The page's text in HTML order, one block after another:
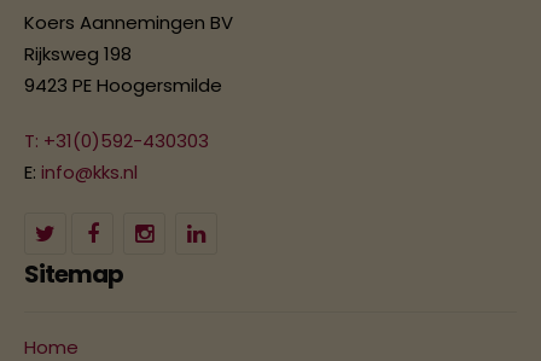
Koers Aannemingen BV
Rijksweg 198
9423 PE Hoogersmilde
T: +31(0)592-430303
E: info@kks.nl
Sitemap
Home